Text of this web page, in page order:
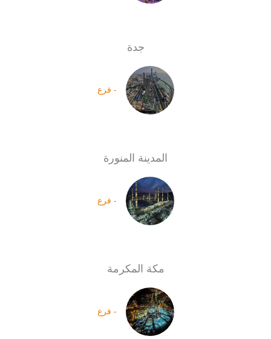
جدة
- فرع
المدينة المنورة
- فرع
مكة المكرمة
- فرع